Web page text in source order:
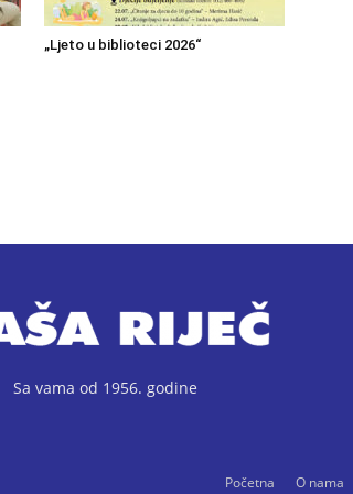
„Ljeto u biblioteci 2026“
Sa vama od 1956. godine
Početna O nama